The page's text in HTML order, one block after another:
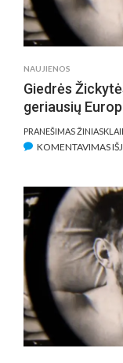
NAUJIENOS
Giedrės
geriausių
PRANEŠIMAS
KOMENTAVIMAS